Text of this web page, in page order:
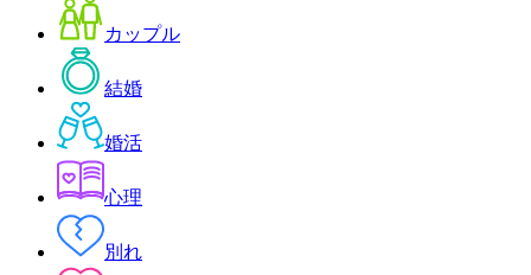
カップル
結婚
婚活
心理
別れ